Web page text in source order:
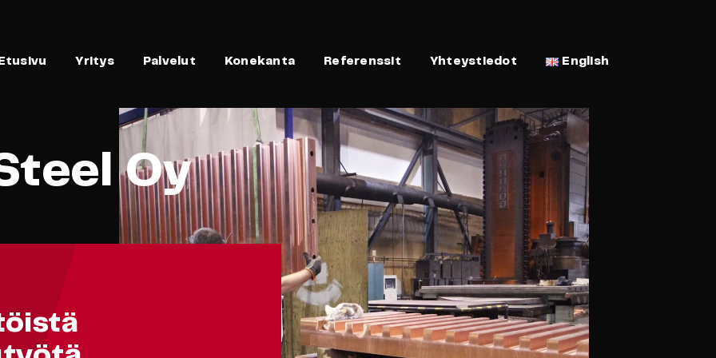
Etusivu Yritys Palvelut Konekanta Referenssit Yhteystiedot English
Oy